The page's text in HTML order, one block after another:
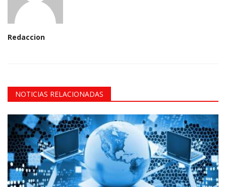
Redaccion
NOTICIAS RELACIONADAS